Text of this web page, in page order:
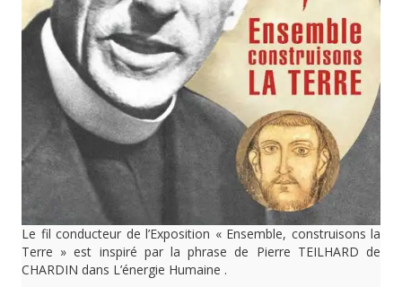
Le fil conducteur de l’Exposition « Ensemble, construisons la
Terre » est inspiré par la phrase de Pierre TEILHARD de
CHARDIN dans L’énergie Humaine .